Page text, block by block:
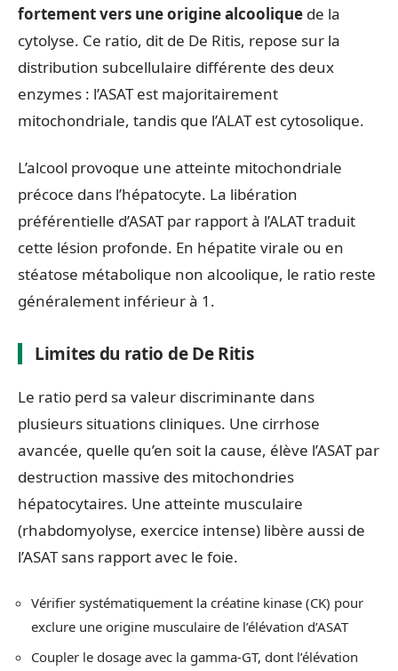
fortement vers une origine alcoolique de la
cytolyse. Ce ratio, dit de De Ritis, repose sur la
distribution subcellulaire différente des deux
enzymes : l’ASAT est majoritairement
mitochondriale, tandis que l’ALAT est cytosolique.
L’alcool provoque une atteinte mitochondriale
précoce dans l’hépatocyte. La libération
préférentielle d’ASAT par rapport à l’ALAT traduit
cette lésion profonde. En hépatite virale ou en
stéatose métabolique non alcoolique, le ratio reste
généralement inférieur à 1.
Limites du ratio de De Ritis
Le ratio perd sa valeur discriminante dans
plusieurs situations cliniques. Une cirrhose
avancée, quelle qu’en soit la cause, élève l’ASAT par
destruction massive des mitochondries
hépatocytaires. Une atteinte musculaire
(rhabdomyolyse, exercice intense) libère aussi de
l’ASAT sans rapport avec le foie.
Vérifier systématiquement la créatine kinase (CK) pour
exclure une origine musculaire de l’élévation d’ASAT
Coupler le dosage avec la gamma-GT, dont l’élévation